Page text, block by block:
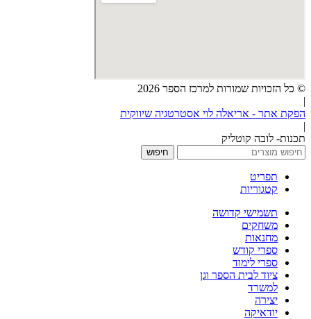
© כל הזכויות שמורות למרכז הספר 2026
|
הפקת אתר - אריאלה לוי אסטרטגיה שיווקית
|
תכנות- לובה קוטליק
חיפוש
תפריט
קטגוריות
תשמישי קדושה
משחקים
מחנאות
ספרי קודש
ספרי לימוד
ציוד לבית הספר וגן
למשרד
יצירה
יודאיקה